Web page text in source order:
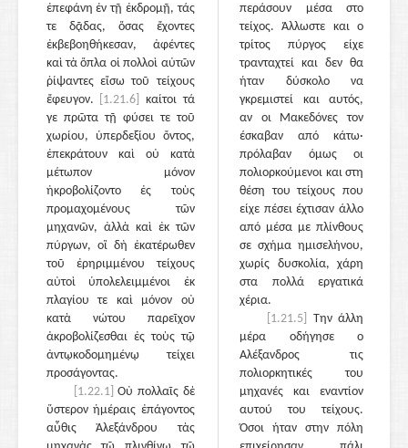
ἐπεφάνη ἐν τῇ ἐκδρομῇ, τάς
τε δᾷδας, ὅσας ἔχοντες
ἐκβεβοηθήκεσαν, ἀφέντες
καὶ τὰ ὅπλα οἱ πολλοὶ αὐτῶν
ῥίψαντες εἴσω τοῦ τείχους
ἔφευγον.
[1.21.6]
καίτοι τά
γε πρῶτα τῇ φύσει τε τοῦ
χωρίου, ὑπερδεξίου ὄντος,
ἐπεκράτουν καὶ οὐ κατὰ
μέτωπον μόνον
ἠκροβολίζοντο ἐς τοὺς
προμαχομένους τῶν
μηχανῶν, ἀλλὰ καὶ ἐκ τῶν
πύργων, οἳ δὴ ἑκατέρωθεν
τοῦ ἐρηριμμένου τείχους
αὐτοὶ ὑπολελειμμένοι ἐκ
πλαγίου τε καὶ μόνον οὐ
κατὰ νώτου παρεῖχον
ἀκροβολίζεσθαι ἐς τοὺς τῷ
ἀντῳκοδομημένῳ τείχει
προσάγοντας.
[1.22.1] Οὐ πολλαῖς δὲ
ὕστερον ἡμέραις ἐπάγοντος
αὖθις Ἀλεξάνδρου τὰς
περάσουν μέσα στο
τείχος. Άλλωστε και ο
τρίτος πύργος είχε
τρανταχτεί και δεν θα
ήταν δύσκολο να
γκρεμιστεί και αυτός,
αν οι Μακεδόνες τον
έσκαβαν από κάτω·
πρόλαβαν όμως οι
πολιορκούμενοι και στη
θέση του τείχους που
είχε πέσει έχτισαν άλλο
από μέσα με πλίνθους
σε σχήμα ημισελήνου,
χωρίς δυσκολία, χάρη
στα πολλά εργατικά
χέρια.
[1.21.5]
Την άλλη
μέρα οδήγησε ο
Αλέξανδρος τις
πολιορκητικές του
μηχανές και εναντίον
αυτού του τείχους.
Όσοι ήταν στην πόλη